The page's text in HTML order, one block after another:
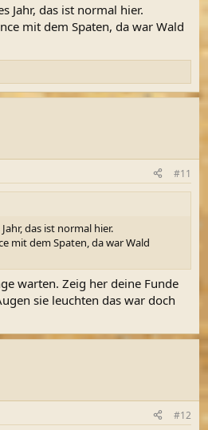
Jahr, das ist normal hier.
mit dem Spaten, da war Wald
#11
das ist normal hier.
mit dem Spaten, da war Wald
warten. Zeig her deine Funde
sie leuchten das war doch
#12